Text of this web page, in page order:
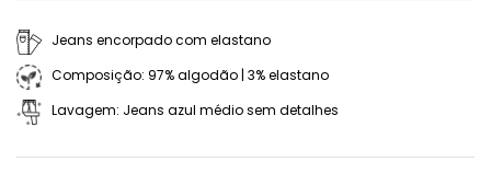
Jeans encorpado com elastano
Composição: 97% algodão | 3% elastano
Lavagem: Jeans azul médio sem detalhes